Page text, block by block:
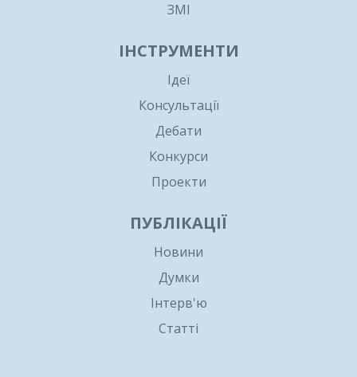
ЗМІ
ІНСТРУМЕНТИ
Ідеї
Консультації
Дебати
Конкурси
Проекти
ПУБЛІКАЦІЇ
Новини
Думки
Інтерв'ю
Статті